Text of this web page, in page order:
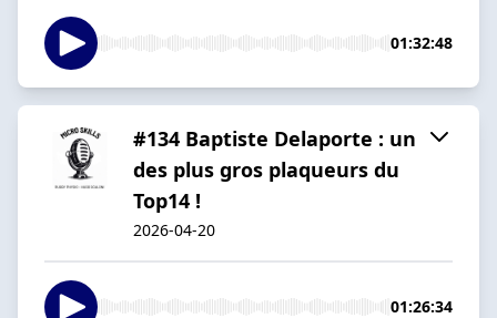
01:32:48
#134 Baptiste Delaporte : un
des plus gros plaqueurs du
Top14 !
2026-04-20
01:26:34